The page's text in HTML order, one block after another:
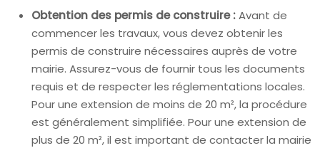
Obtention des permis de construire :Avant de
commencer les travaux, vous devez obtenir les
permis de construire nécessaires auprès de votre
mairie. Assurez-vous de fournir tous les documents
requis et de respecter les réglementations locales.
Pour une extension de moins de 20 m², la procédure
est généralement simplifiée. Pour une extension de
plus de 20 m², il est important de contacter la mairie